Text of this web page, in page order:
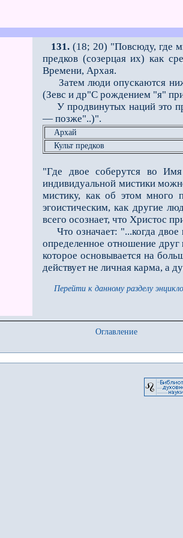
131. (18; 20) "Повсюду, где
предков (созерцая их) как
Времени, Архая.
Затем люди опускаются
(Зевс и др"С рождением "я"
У продвинутых наций это
— позже"..)".
Архай
Культ предков
"Где двое соберутся во
индивидуальной мистики
мистику, как об этом много
эгоистическим, как другие
всего осознает, что Христос
Что означает: "...когда двое
определенное отношение друг
которое основывается на
действует не личная карма, а
Перейти к данному разделу
Оглавление